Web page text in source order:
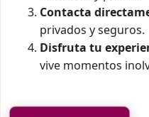
Contacta
privados y seguros.
Disfruta tu
vive momentos